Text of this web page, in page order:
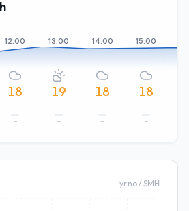
12:00
18
–
13:00
19
–
14:00
18
–
15:00
18
–
yr.no / SMHI